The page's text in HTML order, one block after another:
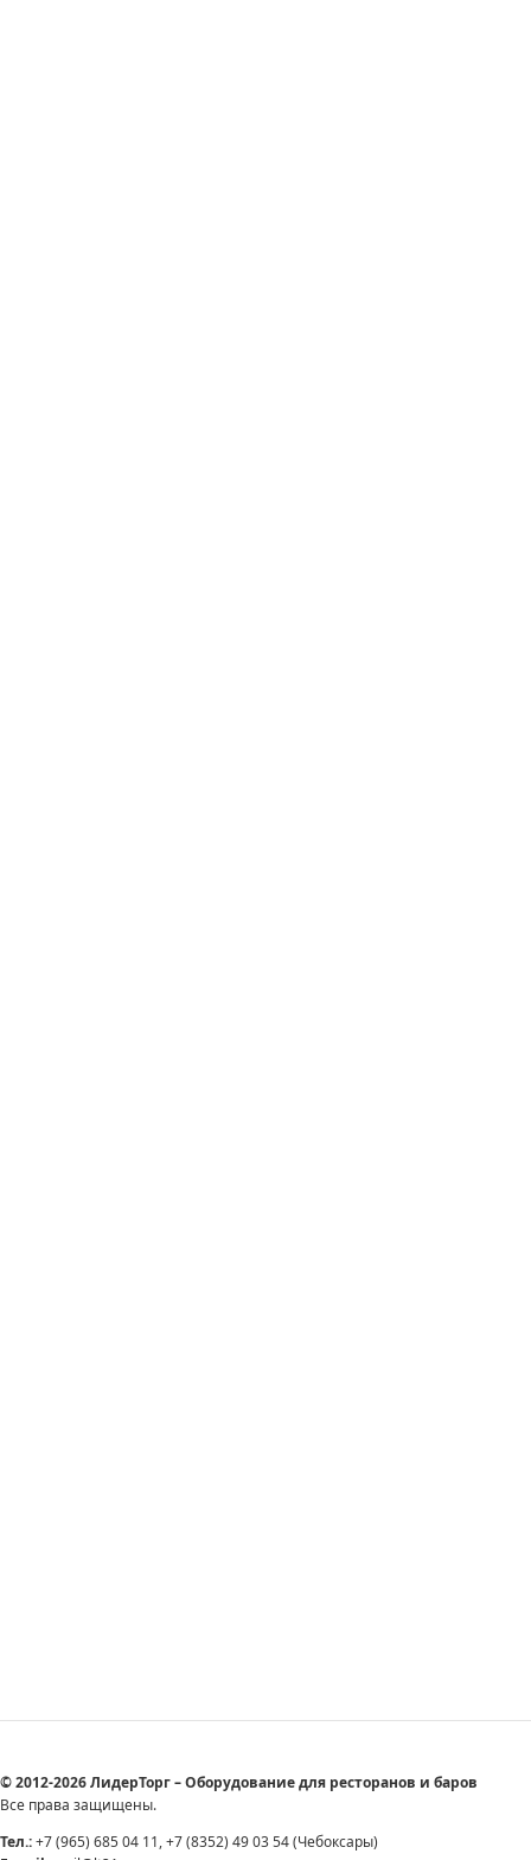
© 2012-2026 ЛидерТорг – Оборудование для ресторанов и баров
Все права защищены.
Тел.:+7 (965) 685 04 11, +7 (8352) 49 03 54 (Чебоксары)